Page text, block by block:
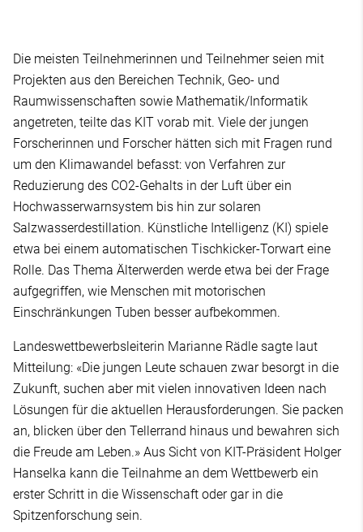
Die meisten Teilnehmerinnen und Teilnehmer seien mit
Projekten aus den Bereichen Technik, Geo- und
Raumwissenschaften sowie Mathematik/Informatik
angetreten, teilte das KIT vorab mit. Viele der jungen
Forscherinnen und Forscher hätten sich mit Fragen rund
um den Klimawandel befasst: von Verfahren zur
Reduzierung des CO2-Gehalts in der Luft über ein
Hochwasserwarnsystem bis hin zur solaren
Salzwasserdestillation. Künstliche Intelligenz (KI) spiele
etwa bei einem automatischen Tischkicker-Torwart eine
Rolle. Das Thema Älterwerden werde etwa bei der Frage
aufgegriffen, wie Menschen mit motorischen
Einschränkungen Tuben besser aufbekommen.
Landeswettbewerbsleiterin Marianne Rädle sagte laut
Mitteilung: «Die jungen Leute schauen zwar besorgt in die
Zukunft, suchen aber mit vielen innovativen Ideen nach
Lösungen für die aktuellen Herausforderungen. Sie packen
an, blicken über den Tellerrand hinaus und bewahren sich
die Freude am Leben.» Aus Sicht von KIT-Präsident Holger
Hanselka kann die Teilnahme an dem Wettbewerb ein
erster Schritt in die Wissenschaft oder gar in die
Spitzenforschung sein.